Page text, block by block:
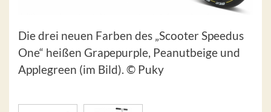
Die drei neuen Farben des „Scooter Speedus
One“ heißen Grapepurple, Peanutbeige und
Applegreen (im Bild). © Puky